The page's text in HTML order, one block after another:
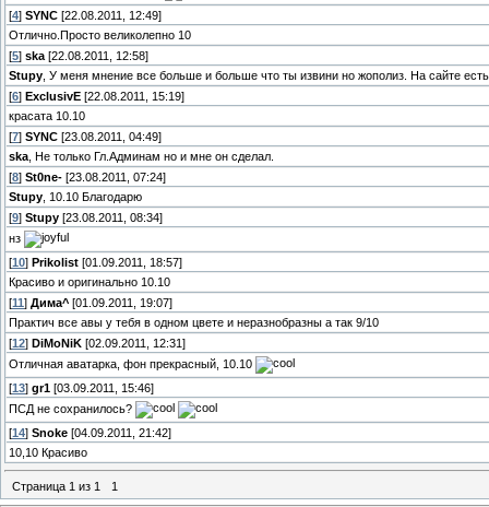
[4] SYNC [22.08.2011, 12:49]
Отлично.Просто великолепно 10
[5] ska [22.08.2011, 12:58]
Stupy , У меня мнение все больше и больше что ты извини но жополиз. На сайте
[6] ExclusivE [22.08.2011, 15:19]
красата 10.10
[7] SYNC [23.08.2011, 04:49]
ska , Не только Гл.Админам но и мне он сделал.
[8] St0ne- [23.08.2011, 07:24]
Stupy , 10.10 Благодарю
[9] Stupy [23.08.2011, 08:34]
нз
[10] Prikolist [01.09.2011, 18:57]
Красиво и оригинально 10.10
[11 ] Дима^ [01.09.2011, 19:07]
Практич все авы у тебя в одном цвете и неразнобразны а так 9/10
[12] DiMoNiK [02.09.2011, 12:31]
Отличная аватарка, фон прекрасный, 10.10
[13] gr1 [03.09.2011, 15:46]
ПСД не сохранилось?
[14] Snoke [04.09.2011, 21:42]
10,10 Красиво
Страница 1 из 1 1